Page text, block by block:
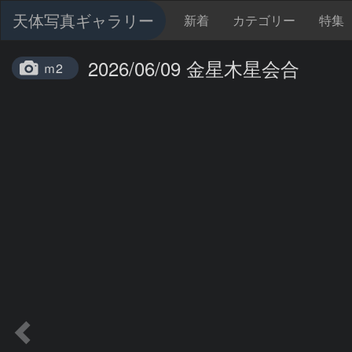
天体写真ギャラリー 新着 カテゴリー 特集
ｍ2 2026/06/09 金星木星会合